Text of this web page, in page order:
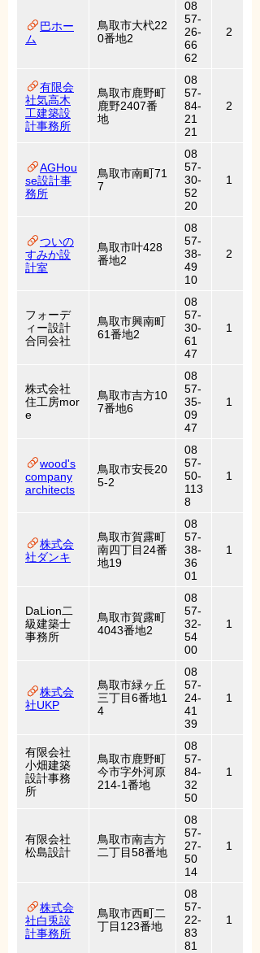
巴ホー
ム
鳥取市大杙22
0番地2
08
57-
26-
66
62
2
有限会
社気高木
工建築設
計事務所
鳥取市鹿野町
鹿野2407番
地
08
57-
84-
21
21
2
AGHou
se設計事
務所
鳥取市南町71
7
08
57-
30-
52
20
1
ついの
すみか設
計室
鳥取市叶428
番地2
08
57-
38-
49
10
2
フォーデ
ィー設計
合同会社
鳥取市興南町
61番地2
08
57-
30-
61
47
1
株式会社
住工房mor
e
鳥取市吉方10
7番地6
08
57-
35-
09
47
1
wood's
company
architects
鳥取市安長20
5-2
08
57-
50-
113
8
1
株式会
社ダンキ
鳥取市賀露町
南四丁目24番
地19
08
57-
38-
36
01
1
DaLion二
級建築士
事務所
鳥取市賀露町
4043番地2
08
57-
32-
54
00
1
株式会
社UKP
鳥取市緑ヶ丘
三丁目6番地1
4
08
57-
24-
41
39
1
有限会社
小畑建築
設計事務
所
鳥取市鹿野町
今市字外河原
214-1番地
08
57-
84-
32
50
1
有限会社
松島設計
鳥取市南吉方
二丁目58番地
08
57-
27-
50
14
1
株式会
社白兎設
計事務所
鳥取市西町二
丁目123番地
08
57-
22-
83
81
1